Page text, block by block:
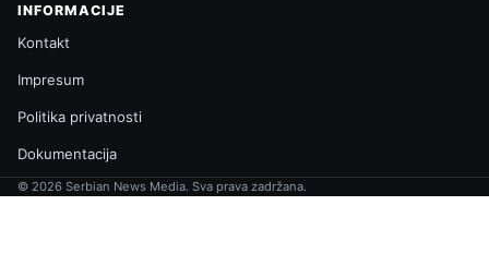
INFORMACIJE
Kontakt
Impresum
Politika privatnosti
Dokumentacija
© 2026 Serbian News Media. Sva prava zadržana.